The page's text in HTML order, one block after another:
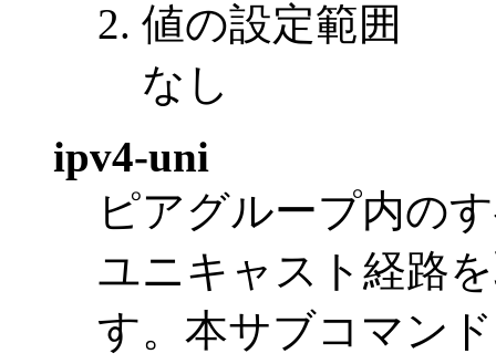
値の設定範囲
なし
ipv4-uni
ピアグループ内の
ユニキャスト経路
す。本サブコマン